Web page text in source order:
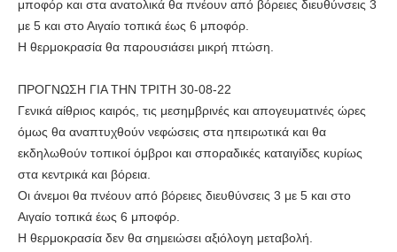
μποφόρ και στα ανατολικά θα πνέουν από βόρειες διευθύνσεις 3
με 5 και στο Αιγαίο τοπικά έως 6 μποφόρ.
Η θερμοκρασία θα παρουσιάσει μικρή πτώση.
ΠΡΟΓΝΩΣΗ ΓΙΑ ΤΗΝ ΤΡΙΤΗ 30-08-22
Γενικά αίθριος καιρός, τις μεσημβρινές και απογευματινές ώρες
όμως θα αναπτυχθούν νεφώσεις στα ηπειρωτικά και θα
εκδηλωθούν τοπικοί όμβροι και σποραδικές καταιγίδες κυρίως
στα κεντρικά και βόρεια.
Οι άνεμοι θα πνέουν από βόρειες διευθύνσεις 3 με 5 και στο
Αιγαίο τοπικά έως 6 μποφόρ.
Η θερμοκρασία δεν θα σημειώσει αξιόλογη μεταβολή.